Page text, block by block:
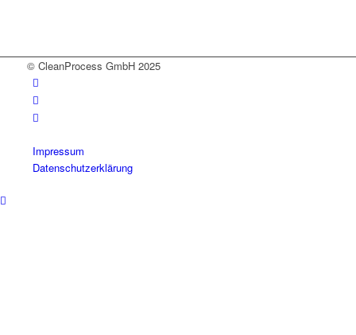
© CleanProcess GmbH 2025
Impressum
Datenschutzerklärung